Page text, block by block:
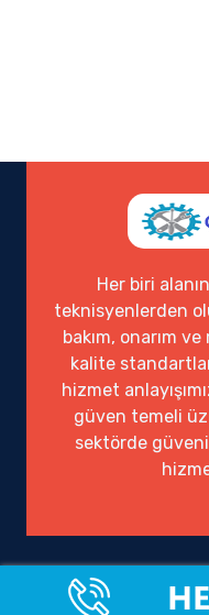
Her biri
teknisyenlerden
bakım, onarım
kalite
hizmet
güven temeli
sektörde
Ofisimiz